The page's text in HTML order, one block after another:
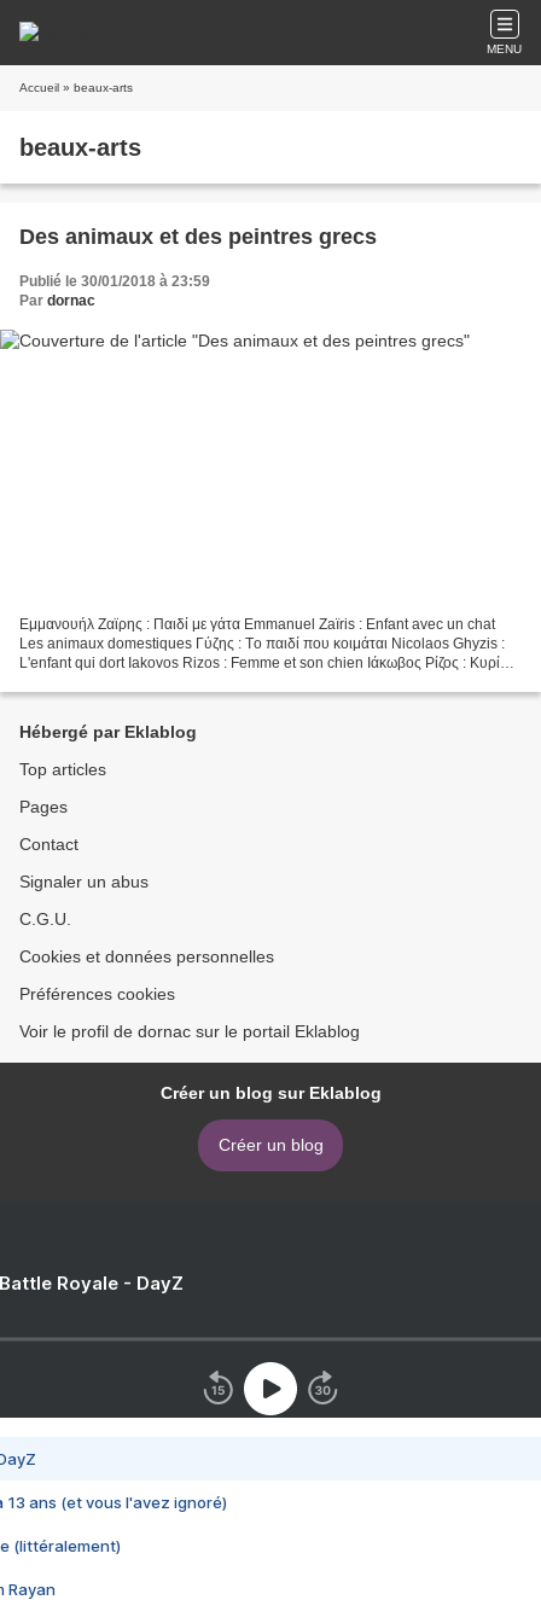
MENU
Accueil » beaux-arts
beaux-arts
Des animaux et des peintres grecs
Publié le 30/01/2018 à 23:59
Par dornac
Εμμανουήλ Ζαϊρης : Παιδί με γάτα Emmanuel Zaïris : Enfant avec un chat
Les animaux domestiques Γύζης : Tο παιδί που κοιμάται Nicolaos Ghyzis :
L'enfant qui dort Iakovos Rizos : Femme et son chien Ιάκωβος Ρίζος : Κυρία
Hébergé par Eklablog
Top articles
Pages
Contact
Signaler un abus
C.G.U.
Cookies et données personnelles
Préférences cookies
Voir le profil de dornac sur le portail Eklablog
Créer un blog sur Eklablog
Créer un blog
Royale - DayZ
13 ans (et vous l'avez ignoré)
(littéralement)
Rayan